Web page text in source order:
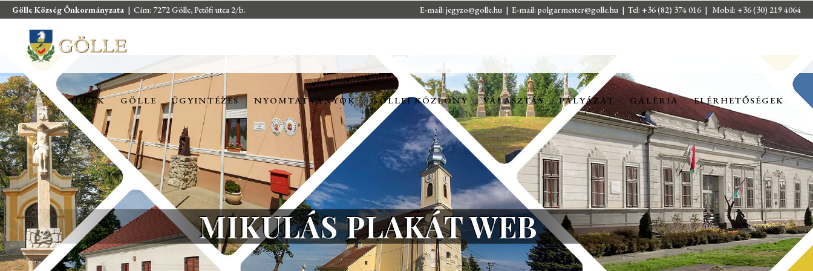
Gölle Község Önkormányzata | Cím: 7272 Gölle, Petőfi utca 2/b. E-mail: jegyzo@golle.hu | E-mail: polgarmester@golle.hu | Tel: +36 (82) 374 016 | Mobil: +36 (30) 219 4064
HÍREK GÖLLE ÜGYINTÉZÉS NYOMTATVÁNYOK GÖLLEI KÖZLÖNY VÁLASZTÁS PÁLYÁZAT GALÉRIA ELÉRHETŐSÉGEK
HÍREK GÖLLE ÜGYINTÉZÉS NYOMTATVÁNYOK GÖLLEI KÖZLÖNY VÁLASZTÁS PÁLYÁZAT GALÉRIA ELÉRHETŐSÉGEK
MIKULÁS PLAKÁT WEB